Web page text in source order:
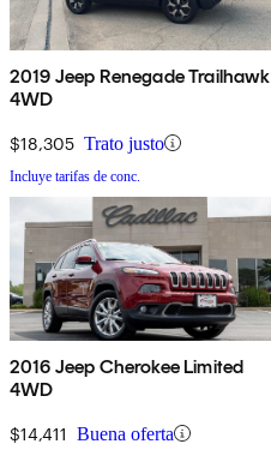
2019 Jeep Renegade Trailhawk
4WD
$18,305 Trato justo
Incluye tarifas de conc.
2016 Jeep Cherokee Limited
4WD
$14,411 Buena oferta